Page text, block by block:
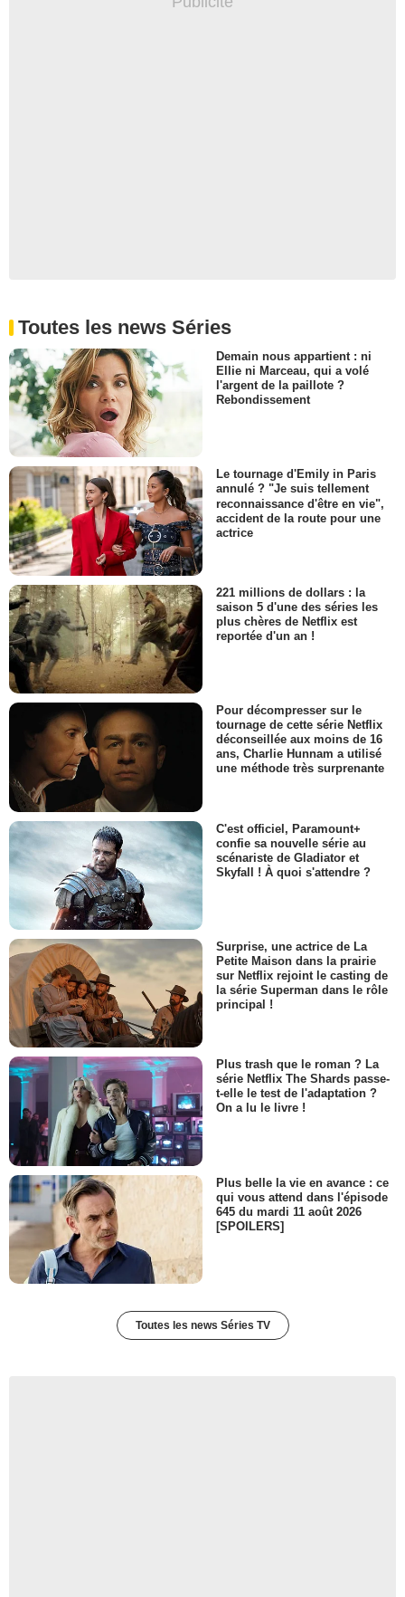
Toutes les news Séries
Demain nous appartient : ni
Ellie ni Marceau, qui a volé
l'argent de la paillote ?
Rebondissement
Le tournage d'Emily in Paris
annulé ? "Je suis tellement
reconnaissance d'être en vie",
accident de la route pour une
actrice
221 millions de dollars : la
saison 5 d'une des séries les
plus chères de Netflix est
reportée d'un an !
Pour décompresser sur le
tournage de cette série Netflix
déconseillée aux moins de 16
ans, Charlie Hunnam a utilisé
une méthode très surprenante
C'est officiel, Paramount+
confie sa nouvelle série au
scénariste de Gladiator et
Skyfall ! À quoi s'attendre ?
Surprise, une actrice de La
Petite Maison dans la prairie
sur Netflix rejoint le casting de
la série Superman dans le rôle
principal !
Plus trash que le roman ? La
série Netflix The Shards passe-
t-elle le test de l'adaptation ?
On a lu le livre !
Plus belle la vie en avance : ce
qui vous attend dans l'épisode
645 du mardi 11 août 2026
[SPOILERS]
Toutes les news Séries TV